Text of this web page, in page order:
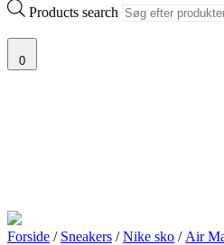
Products search
0
Forside / Sneakers /Nike sko / Air